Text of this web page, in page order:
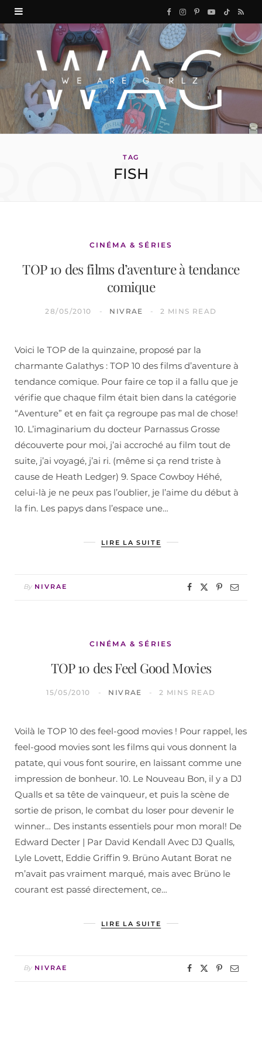
F
a
c
e
b
o
I
n
s
a
P
n
e
Y
o
u
u
T
i
k
R
S
TAG
FISH
CINÉMA & SÉRIES
TOP 10 des films d’aventure à tendance
comique
28/05/2010 NIVRAE 2 MINS READ
Voici le TOP de la quinzaine, proposé par la
charmante Galathys : TOP 10 des films d’aventure à
tendance comique. Pour faire ce top il a fallu que je
vérifie que chaque film était bien dans la catégorie
“Aventure” et en fait ça regroupe pas mal de chose!
10. L’imaginarium du docteur Parnassus Grosse
découverte pour moi, j’ai accroché au film tout de
suite, j’ai voyagé, j’ai ri. (même si ça rend triste à
cause de Heath Ledger) 9. Space Cowboy Héhé,
celui-là je ne peux pas l’oublier, je l’aime du début à
la fin. Les papys dans l’espace une…
LIRE LA SUITE
By NIVRAE
CINÉMA & SÉRIES
TOP 10 des Feel Good Movies
15/05/2010 NIVRAE 2 MINS READ
Voilà le TOP 10 des feel-good movies ! Pour rappel, les
feel-good movies sont les films qui vous donnent la
patate, qui vous font sourire, en laissant comme une
impression de bonheur. 10. Le Nouveau Bon, il y a DJ
Qualls et sa tête de vainqueur, et puis la scène de
sortie de prison, le combat du loser pour devenir le
winner… Des instants essentiels pour mon moral! De
Edward Decter | Par David Kendall Avec DJ Qualls,
Lyle Lovett, Eddie Griffin 9. Brüno Autant Borat ne
m’avait pas vraiment marqué, mais avec Brüno le
courant est passé directement, ce…
LIRE LA SUITE
By NIVRAE